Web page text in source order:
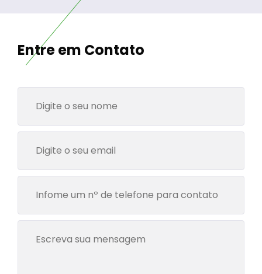
Entre em Contato